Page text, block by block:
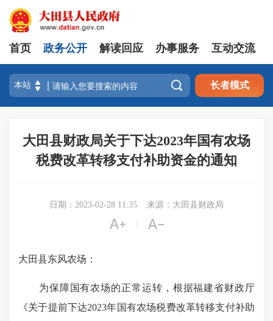
首页 政务公开 解读回应 办事服务 互动交流
 长者模式
大田县财政局关于下达2023年国有农场
税费改革转移支付补助资金的通知
日期：2023-02-28 11:35 来源：大田县财政局
 
大田县东风农场：
为保障国有农场的正常运转，根据福建省财政厅
《关于提前下达2023年国有农场税费改革转移支付补助